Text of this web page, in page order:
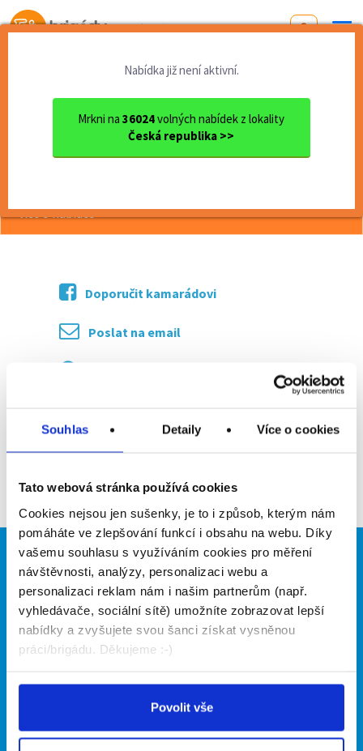
Souhlas Detaily Více o cookies
Tato webová stránka používá cookies
Cookies nejsou jen sušenky, je to i způsob, kterým nám
pomáháte ve zlepšování funkcí i obsahu na webu. Díky
vašemu souhlasu s využíváním cookies pro měření
návštěvnosti, analýzy, personalizaci webu a
personalizaci reklam nám i našim partnerům (např.
vyhledávače, sociální sítě) umožníte zobrazovat lepší
nabídky a zvyšujete svou šanci získat vysněnou
práci/brigádu. Děkujeme :-)
Povolit vše
Od první brigády
Nabídka již není aktivní.
Mrkni na36024volných nabídek z lokality
Česká republika >>
Jihomoravský kraj
okres Blansko
Blansko pokojská (m/ž)
pokojská (m/ž)
více o nabídce >>
Doporučit kamarádovi
Poslat na email
Brigádníci
Články
Hledané brigády
Firmy
Vložit inzerát
Ceník
Propagace
O portálu
O nás
Naše další projekty
Fajn brigády